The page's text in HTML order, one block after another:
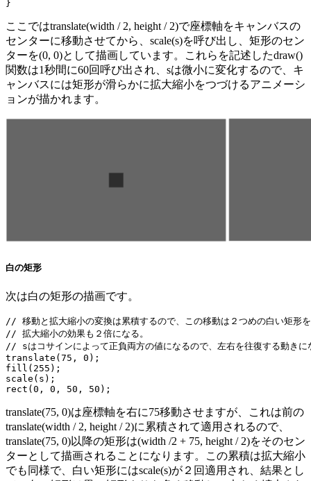
}
ここではtranslate(width / 2, height / 2)で座標軸をキャンバスの
センターに移動させてから、scale(s)を呼び出し、矩形のセン
ターを(0, 0)として描画しています。これらを記述したdraw()
関数は1秒間に60回呼び出され、sは微小に変化するので、キ
ャンバスには矩形が滑らかに拡大縮小をつづけるアニメーシ
ョンが描かれます。
白の矩形
次は白の矩形の描画です。
// 移動と拡大縮小の変換は累積するので、この移動は２つめの白い矩形
// 拡大縮小の効果も２倍になる。
// sはコサインによって正負両方の値になるので、左右を往復する動きに
translate(75, 0);
fill(255);
scale(s);
rect(0, 0, 50, 50);
translate(75, 0)は座標軸を右に75移動させますが、これは前の
translate(width / 2, height / 2)に累積されて適用されるので、
translate(75, 0)以降の矩形は(width /2 + 75, height / 2)をそのセン
ターとして描画されることになります。この累積は拡大縮小
でも同様で、白い矩形にはscale(s)が２回適用され、結果とし